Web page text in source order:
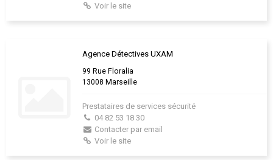
Voir le site
Agence Détectives UXAM
99 Rue Floralia
13008 Marseille
Prestataires de services sécurité
04 82 53 18 30
Contacter par email
Voir le site